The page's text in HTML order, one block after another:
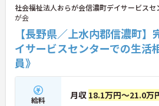
社会福祉法人おらが会信濃町デイサービスセ
が会
【長野県／上水内郡信濃町
イサービスセンターでの生活
員》
給料 月収 18.1万円～21.0万